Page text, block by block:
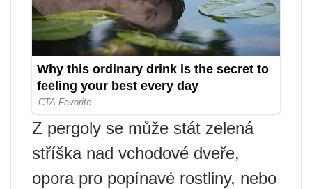
Z pergoly se může stát zelená
stříška nad vchodové dveře,
opora pro popínavé rostliny, nebo